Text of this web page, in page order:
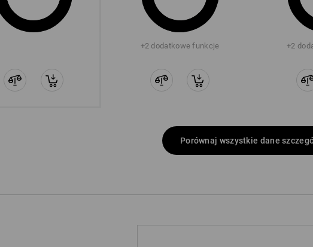
+2 dodatkowe funkcje +2
Porównaj wszystkie dane